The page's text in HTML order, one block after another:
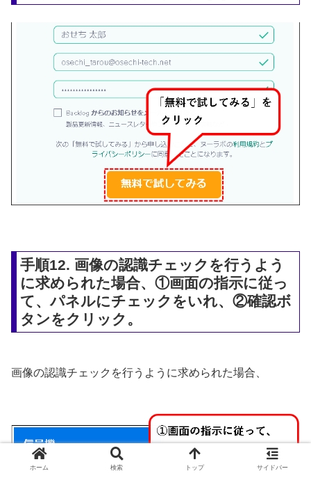
手順12. 画像の認識チェックを行うよう
に求められた場合、①画面の指示に従っ
て、パネルにチェックをいれ、②確認ボ
タンをクリック。
画像の認識チェックを行うように求められた場合、
ホーム 検索 トップ サイドバー